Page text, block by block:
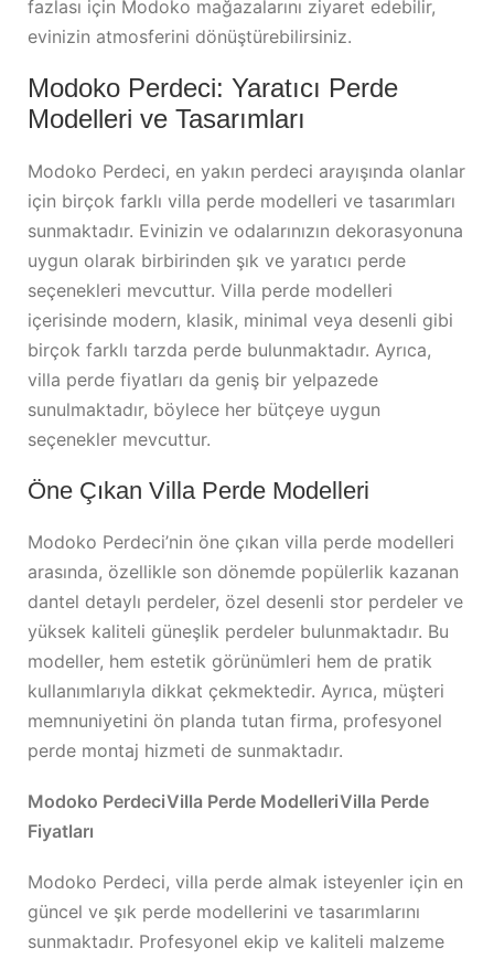
fazlası için Modoko mağazalarını ziyaret edebilir,
evinizin atmosferini dönüştürebilirsiniz.
Modoko Perdeci: Yaratıcı Perde
Modelleri ve Tasarımları
Modoko Perdeci, en yakın perdeci arayışında olanlar
için birçok farklı villa perde modelleri ve tasarımları
sunmaktadır. Evinizin ve odalarınızın dekorasyonuna
uygun olarak birbirinden şık ve yaratıcı perde
seçenekleri mevcuttur. Villa perde modelleri
içerisinde modern, klasik, minimal veya desenli gibi
birçok farklı tarzda perde bulunmaktadır. Ayrıca,
villa perde fiyatları da geniş bir yelpazede
sunulmaktadır, böylece her bütçeye uygun
seçenekler mevcuttur.
Öne Çıkan Villa Perde Modelleri
Modoko Perdeci’nin öne çıkan villa perde modelleri
arasında, özellikle son dönemde popülerlik kazanan
dantel detaylı perdeler, özel desenli stor perdeler ve
yüksek kaliteli güneşlik perdeler bulunmaktadır. Bu
modeller, hem estetik görünümleri hem de pratik
kullanımlarıyla dikkat çekmektedir. Ayrıca, müşteri
memnuniyetini ön planda tutan firma, profesyonel
perde montaj hizmeti de sunmaktadır.
Modoko PerdeciVilla Perde ModelleriVilla Perde
Fiyatları
Modoko Perdeci, villa perde almak isteyenler için en
güncel ve şık perde modellerini ve tasarımlarını
sunmaktadır. Profesyonel ekip ve kaliteli malzeme